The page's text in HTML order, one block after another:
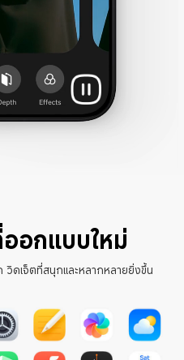
อกแบบใหม่
วิดเจ็ตที่สนุกและหลากหลายยิ่งขึ้น